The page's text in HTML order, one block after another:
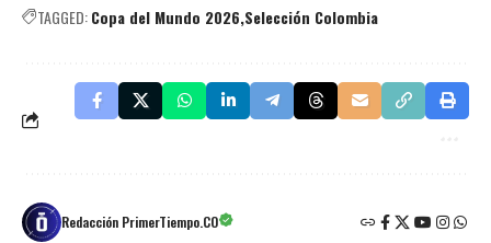
TAGGED:Copa del Mundo 2026 Selección Colombia
Redacción PrimerTiempo.CO